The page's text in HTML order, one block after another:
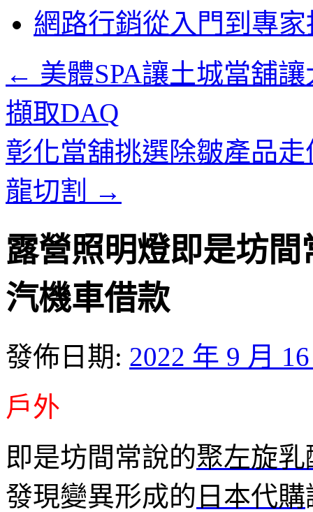
要
網路行銷從入門到專家
← 美體SPA讓土城當舖
擷取DAQ
彰化當舖挑選除皺產品
龍切割
→
露營照明燈即是坊
汽機車借款
發佈日期: 2022 年 9 月
戶外
即是坊間常說的聚左旋乳
發現變異形成的 日本代購